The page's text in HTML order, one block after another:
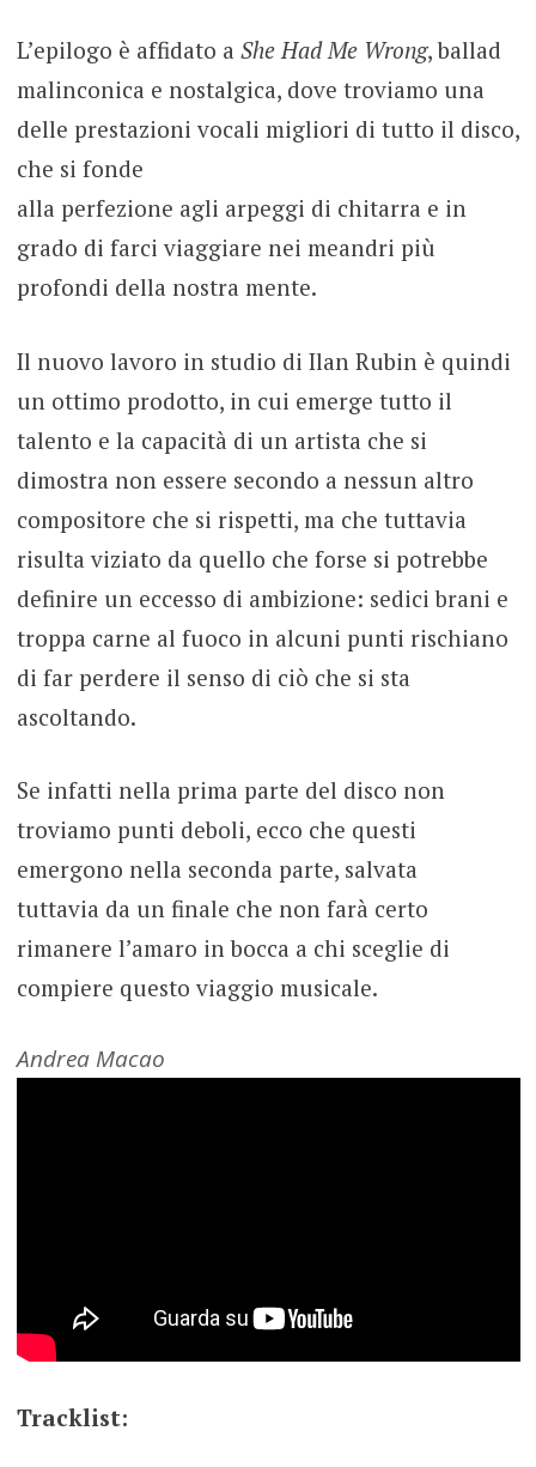
L’epilogo è affidato a She Had Me Wrong, ballad
malinconica e nostalgica, dove troviamo una
delle prestazioni vocali migliori di tutto il disco,
che si fonde
alla perfezione agli arpeggi di chitarra e in
grado di farci viaggiare nei meandri più
profondi della nostra mente.
Il nuovo lavoro in studio di Ilan Rubin è quindi
un ottimo prodotto, in cui emerge tutto il
talento e la capacità di un artista che si
dimostra non essere secondo a nessun altro
compositore che si rispetti, ma che tuttavia
risulta viziato da quello che forse si potrebbe
definire un eccesso di ambizione: sedici brani e
troppa carne al fuoco in alcuni punti rischiano
di far perdere il senso di ciò che si sta
ascoltando.
Se infatti nella prima parte del disco non
troviamo punti deboli, ecco che questi
emergono nella seconda parte, salvata
tuttavia da un finale che non farà certo
rimanere l’amaro in bocca a chi sceglie di
compiere questo viaggio musicale.
Andrea Macao
Tracklist: